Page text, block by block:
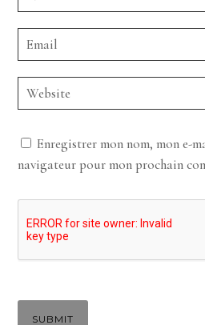
Enregistrer mon nom, mon e-
navigateur pour mon prochain